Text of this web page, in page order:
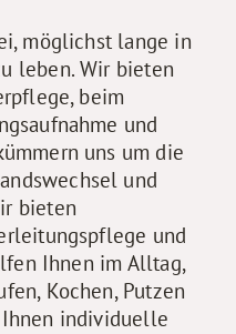
möglichst lange in
leben. Wir bieten
beim
und
uns um die
und
bieten
und
Ihnen im Alltag,
Kochen, Putzen
Ihnen individuelle